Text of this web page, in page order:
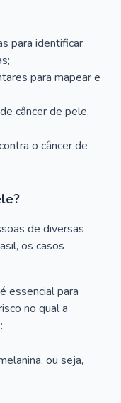
para identificar
para mapear e
câncer de pele,
o câncer de
de diversas
os casos
essencial para
no qual a
ou seja,